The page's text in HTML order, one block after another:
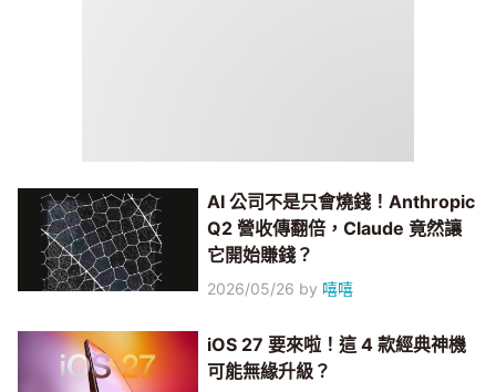
AI 公司不是只會燒錢！Anthropic
Q2 營收傳翻倍，Claude 竟然讓
它開始賺錢？
2026/05/26 by 嘻嘻
iOS 27 要來啦！這 4 款經典神機
可能無緣升級？